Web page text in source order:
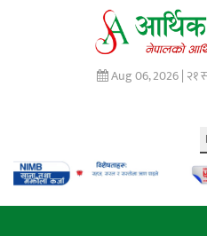
Aug 06, 2026 | २१